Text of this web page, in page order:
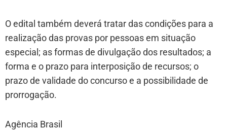
O edital também deverá tratar das condições para a
realização das provas por pessoas em situação
especial; as formas de divulgação dos resultados; a
forma e o prazo para interposição de recursos; o
prazo de validade do concurso e a possibilidade de
prorrogação.
Agência Brasil